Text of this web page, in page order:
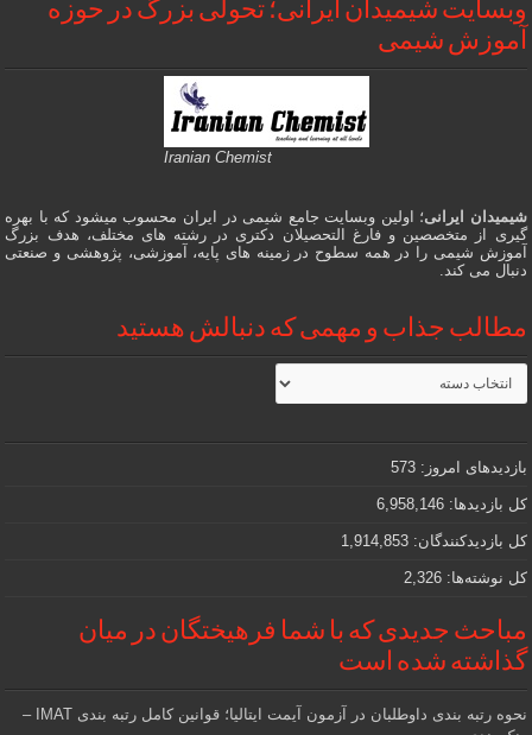
وبسایت شیمیدان ایرانی؛ تحولی بزرگ در حوزه
آموزش شیمی
Iranian Chemist
شیمیدان ایرانی؛ اولین وبسایت جامع شیمی در ایران محسوب میشود که با بهره
گیری از متخصصین و فارغ التحصیلان دکتری در رشته های مختلف، هدف بزرگ
آموزش شیمی را در همه سطوح در زمینه های پایه، آموزشی، پژوهشی و صنعتی
دنبال می کند.
مطالب جذاب و مهمی که دنبالش هستید
مطالب
جذاب
و
که
دنبالش
هستید
بازدیدهای امروز:573
کل بازدیدها:6,958,146
کل بازدیدکنند‌گان:1,914,853
کل نوشته‌ها:2,326
مباحث جدیدی که با شما فرهیختگان در میان
گذاشته شده است
نحوه رتبه بندی داوطلبان در آزمون آیمت ایتالیا؛ قوانین کامل رتبه بندی IMAT –